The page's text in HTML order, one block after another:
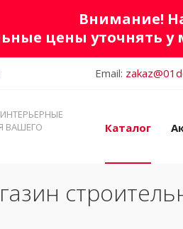
Внимание!
цены уточнять
Email:
ВАШЕГО
Каталог